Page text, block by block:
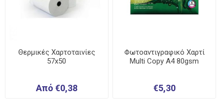
Θερμικές Χαρτοταινίες
57x50
Από €0,38
Φωτοαντιγραφικό Χαρτί
Multi Copy A4 80gsm
€5,30